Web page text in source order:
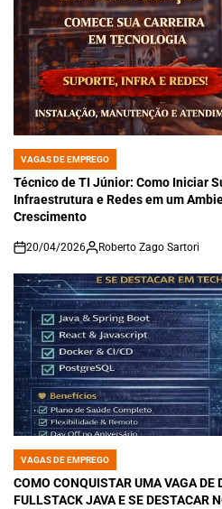
POSTED
IN
VAGAS DE EMPREGO
Técnico de TI Júnior: Como Iniciar
Infraestrutura e Redes em um
Crescimento
on
20/04/2026 Roberto Zago Sartori
POSTED
IN
VAGAS DE EMPREGO
COMO CONQUISTAR UMA VAGA DE
FULLSTACK JAVA E SE DESTACAR